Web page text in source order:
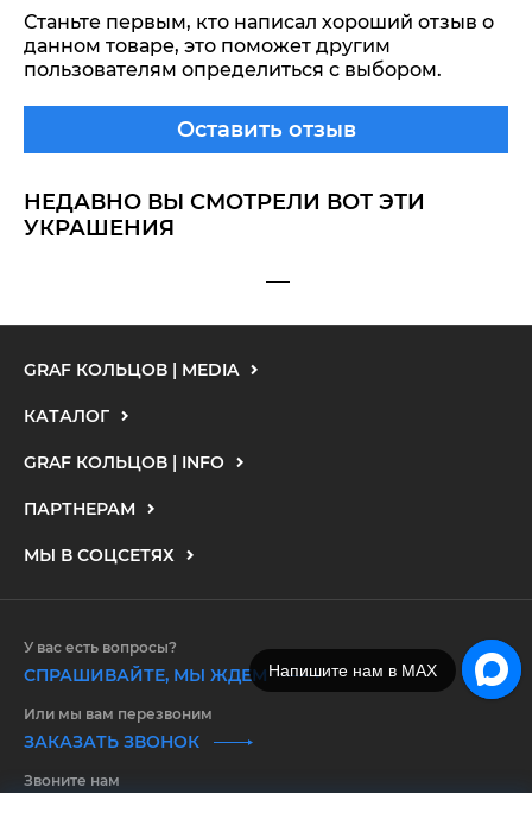
Оставить отзыв
Станьте первым, кто написал хороший отзыв о
данном товаре, это поможет другим
пользователям определиться с выбором.
НЕДАВНО ВЫ СМОТРЕЛИ ВОТ ЭТИ
УКРАШЕНИЯ
GRAF КОЛЬЦОВ | MEDIA
КАТАЛОГ
GRAF КОЛЬЦОВ | INFO
ПАРТНЕРАМ
МЫ В СОЦСЕТЯХ
У вас есть вопросы?
СПРАШИВАЙТЕ, МЫ ЖДЕМ
Или мы вам перезвоним
ЗАКАЗАТЬ ЗВОНОК
Звоните нам
Напишите нам в MAX